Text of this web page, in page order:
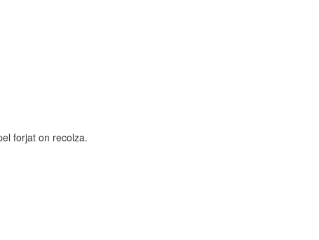
forjat on recolza.